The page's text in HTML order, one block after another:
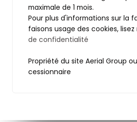
maximale de 1 mois.
Pour plus d'informations sur la
faisons usage des cookies,
de confidentialité
Propriété du site Aerial Group
cessionnaire